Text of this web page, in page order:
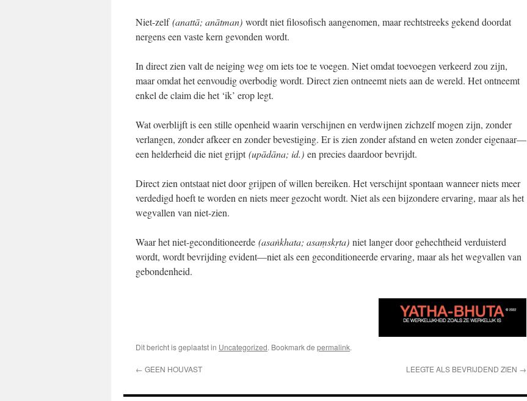
Niet-zelf(anattā; anātman) wordt niet filosofisch aangenomen, maar rechtstreeks gekend doordat
nergens een vaste kern gevonden wordt.
In direct zien valt de neiging weg om iets toe te voegen. Niet omdat toevoegen verkeerd zou zijn,
maar omdat het eenvoudig overbodig wordt. Direct zien ontneemt niets aan de wereld. Het ontneemt
enkel de claim die het ‘ik’ erop legt.
Wat overblijft is een stille openheid waarin verschijnen en verdwijnen zichzelf mogen zijn, zonder
verlangen, zonder afkeer en zonder bevestiging. Er is zien zonder afstand en weten zonder eigenaar—
een helderheid die niet grijpt(upādāna; id.) en precies daardoor bevrijdt.
Direct zien ontstaat niet door grijpen of willen bereiken. Het verschijnt spontaan wanneer niets meer
verdedigd hoeft te worden en niets meer gezocht wordt. Niet als een bijzondere ervaring, maar als het
wegvallen van niet-zien.
Waar het niet-geconditioneerde (asaṅkhata; asaṃskṛta) niet langer door gehechtheid verduisterd
wordt, wordt bevrijding evident—niet als een geconditioneerde ervaring, maar als het wegvallen van
gebondenheid.
Dit bericht is geplaatst in Uncategorized. Bookmark de permalink.
← GEEN HOUVAST LEEGTE ALS BEVRIJDEND ZIEN →